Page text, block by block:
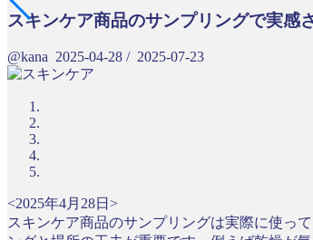
スキンケア商品のサンプリングで実感
@kana 2025-04-28 / 2025-07-23
<2025年4月28日>
スキンケア商品のサンプリングは実際に使っ